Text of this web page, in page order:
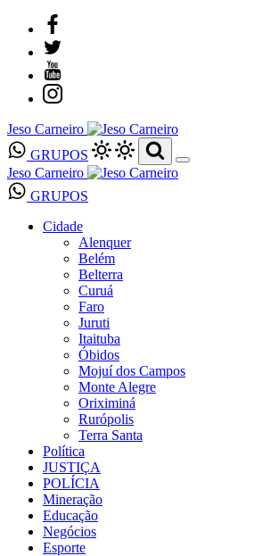
Jeso Carneiro
GRUPOS
Jeso Carneiro
GRUPOS
Cidade
Alenquer
Belém
Belterra
Curuá
Faro
Juruti
Itaituba
Óbidos
Mojuí dos Campos
Monte Alegre
Oriximiná
Rurópolis
Terra Santa
Política
JUSTIÇA
POLÍCIA
Mineração
Educação
Negócios
Esporte